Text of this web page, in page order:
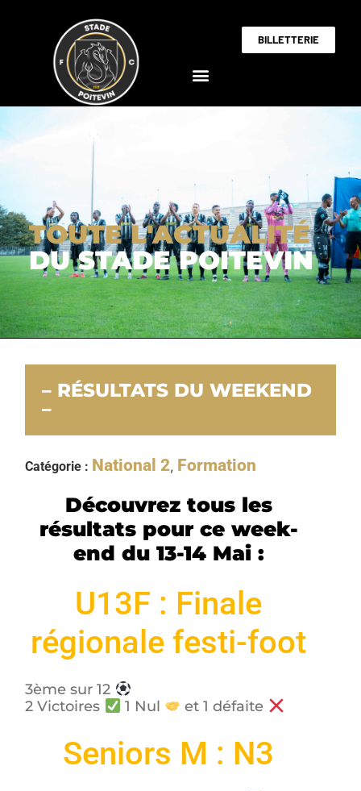
BILLETTERIE
TOUTE L'ACTUALITÉ
DU STADE POITEVIN
– RÉSULTATS DU WEEKEND
–
Catégorie : National 2, Formation
Découvrez tous les
résultats pour ce week-
end du 13-14 Mai :
U13F : Finale
régionale festi-foot
3ème sur 12
2 Victoires
1 Nul et 1 défaite
Seniors M : N3